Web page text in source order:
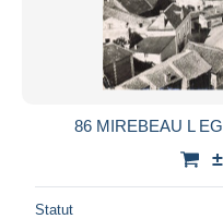
86 MIREBEAU L
Statut